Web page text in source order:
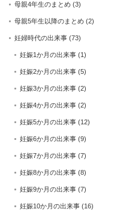
母親4年生のまとめ (3)
母親5年生以降のまとめ (2)
妊婦時代の出来事 (73)
妊娠1か月の出来事 (1)
妊娠2か月の出来事 (5)
妊娠3か月の出来事 (2)
妊娠4か月の出来事 (2)
妊娠5か月の出来事 (12)
妊娠6か月の出来事 (9)
妊娠7か月の出来事 (7)
妊娠8か月の出来事 (8)
妊娠9か月の出来事 (7)
妊娠10か月の出来事 (16)